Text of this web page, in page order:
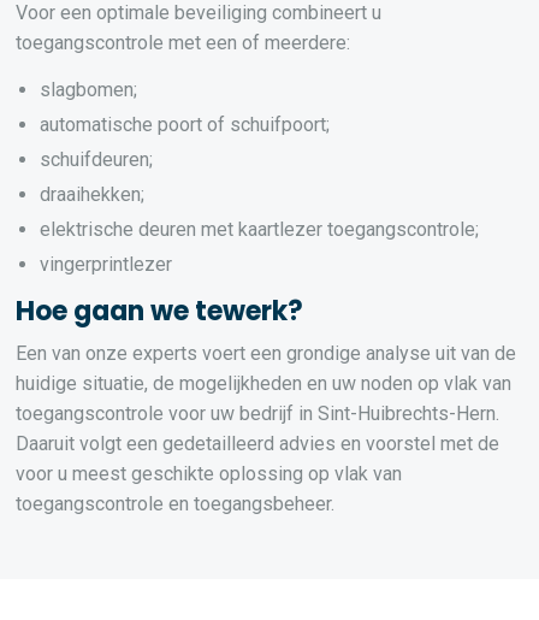
Voor een optimale beveiliging combineert u
toegangscontrole met een of meerdere:
slagbomen;
automatische poort of schuifpoort;
schuifdeuren;
draaihekken;
elektrische deuren met kaartlezer toegangscontrole;
vingerprintlezer
Hoe gaan we tewerk?
Een van onze experts voert een grondige analyse uit van de
huidige situatie, de mogelijkheden en uw noden op vlak van
toegangscontrole voor uw bedrijf in Sint-Huibrechts-Hern.
Daaruit volgt een gedetailleerd advies en voorstel met de
voor u meest geschikte oplossing op vlak van
toegangscontrole en toegangsbeheer.